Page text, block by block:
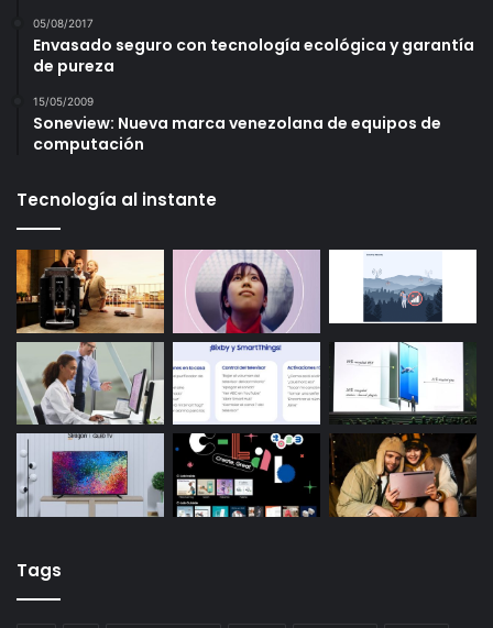
05/08/2017
Envasado seguro con tecnología ecológica y garantía
de pureza
15/05/2009
Soneview: Nueva marca venezolana de equipos de
computación
Tecnología al instante
Tags